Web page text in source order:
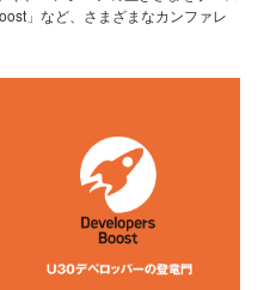
」など、さまざまなカンファレ